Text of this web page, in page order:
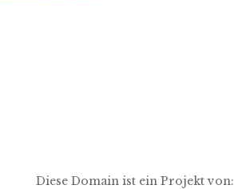
Diese Domain ist ein Projekt von: